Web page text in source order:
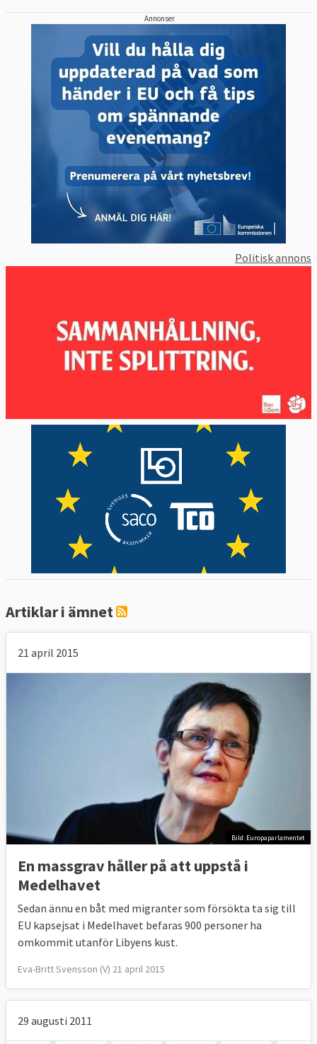
Annonser
Politisk annons
Artiklar i ämnet
21 april 2015
Bild: Europaparlamentet
En massgrav håller på att uppstå i
Medelhavet
Sedan ännu en båt med migranter som försökta ta sig till
EU kapsejsat i Medelhavet befaras 900 personer ha
omkommit utanför Libyens kust.
Eva-Britt Svensson (V) 21 april 2015
29 augusti 2011